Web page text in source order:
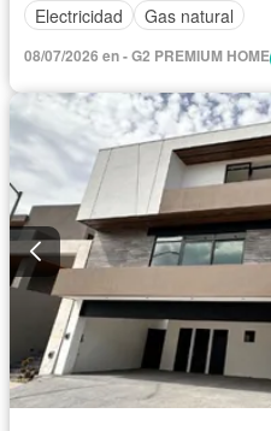
Electricidad
Gas natural
08/07/2026 en - G2 PREMIUM HOME